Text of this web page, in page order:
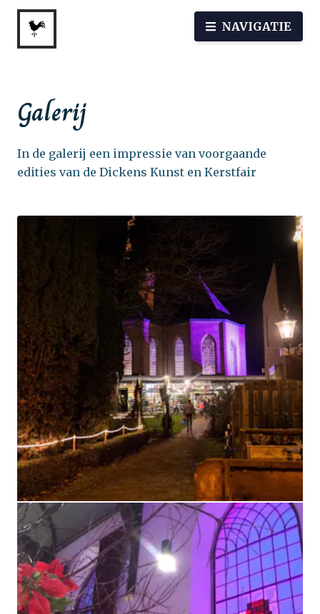
NAVIGATIE
Galerij
In de galerij een impressie van voorgaande
edities van de Dickens Kunst en Kerstfair